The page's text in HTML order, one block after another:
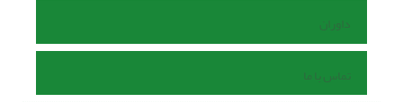
داوران
تماس با ما